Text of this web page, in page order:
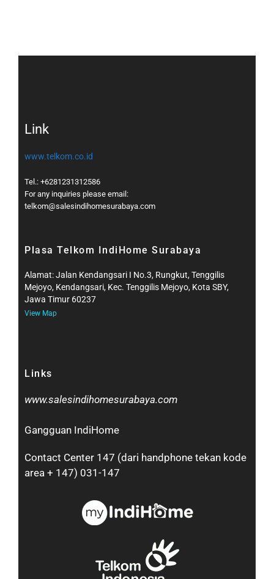
Link
www.telkom.co.id
Tel.: +6281231312586
For any inquiries please email:
telkom@salesindihomesurabaya.com​
Plasa Telkom IndiHome Surabaya
Alamat: Jalan Kendangsari I No.3, Rungkut, Tenggilis
Mejoyo, Kendangsari, Kec. Tenggilis Mejoyo, Kota SBY,
Jawa Timur 60237
View Map
Links
www.salesindihomesurabaya.com​
Gangguan IndiHome
Contact Center 147 (dari handphone tekan kode
area + 147) 031-147